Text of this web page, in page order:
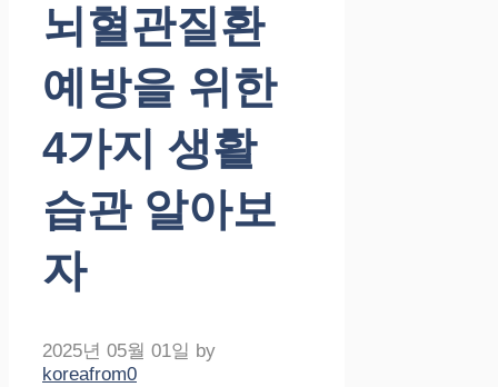
뇌혈관질환
예방을 위한
4가지 생활
습관 알아보
자
2025년 05월 01일 by
koreafrom0